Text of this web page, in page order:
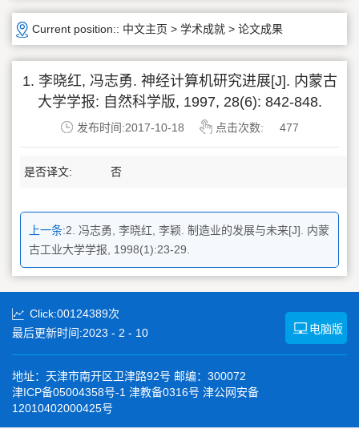
Current position:: 中文主页 > 学术成就 > 论文成果
1. 李晓红, 冯志勇. 神经计算机研究进展[J]. 内蒙古
大学学报: 自然科学版, 1997, 28(6): 842-848.
发布时间:2017-10-18 点击次数: 477
是否译文: 否
上一条:2. 冯志勇, 李晓红, 李颖. 制造业的发展与未来[J]. 内蒙
古工业大学学报, 1998(1):23-29.
Click:00124389次
最后更新时间:2023 - 2 - 10 电脑版
地址：天津市南开区卫津路92号 邮编：300072
津ICP备05004358号-1 津教备0316号 津公网安备
12010402000425号